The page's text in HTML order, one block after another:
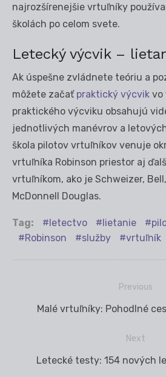
najrozšírenejšie vrtuľníky
školách po celom svete.
Letecký výcvik –
Ak úspešne zvládnete teóriu a
môžete začať praktický výcvik vo
praktického výcviku obsahujú
jednotlivých manévrov a
škola pilotov vrtuľníkov venuje
vrtuľníka Robinson priestor aj
vrtuľníkom, ako je Schweizer,
McDonnell Douglas.
Tag: letectvo lietanie
Robinson
služby vrtuľník
Previous
Previous
Malé vrtuľníky: Pohodlné
Next
Next
Letecké testy: 154 nových